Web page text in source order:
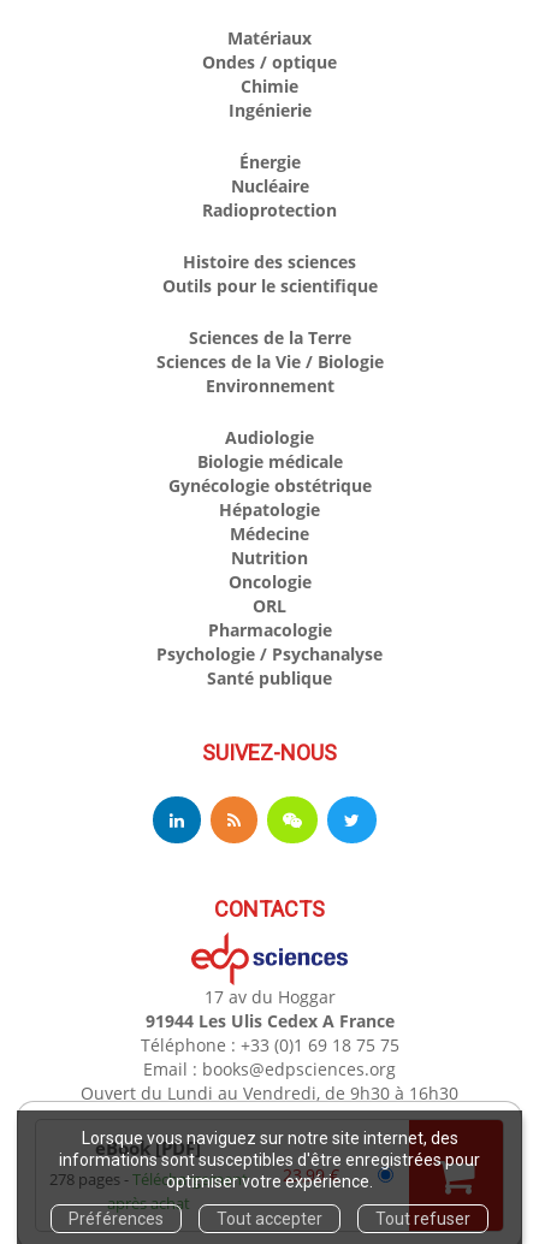
Lorsque vous naviguez sur notre site internet, des
informations sont susceptibles d'être enregistrées pour
optimiser votre expérience.
Préférences
Tout accepter Tout refuser
eBook [PDF]
278 pages
Téléchargement
après achat
23,99 €
Matériaux
Ondes / optique
Chimie
Ingénierie
Énergie
Nucléaire
Radioprotection
Histoire des sciences
Outils pour le scientifique
Sciences de la Terre
Sciences de la Vie / Biologie
Environnement
Audiologie
Biologie médicale
Gynécologie obstétrique
Hépatologie
Médecine
Nutrition
Oncologie
ORL
Pharmacologie
Psychologie / Psychanalyse
Santé publique
SUIVEZ-NOUS
CONTACTS
17 av du Hoggar
91944 Les Ulis Cedex A France
Téléphone : +33 (0)1 69 18 75 75
Email : books@edpsciences.org
Ouvert du Lundi au Vendredi, de 9h30 à 16h30
Mentions légales
Copyright EDP 2021